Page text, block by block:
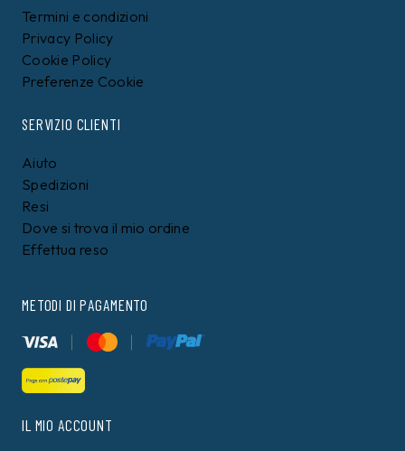
Termini e condizioni
Privacy Policy
Cookie Policy
Preferenze Cookie
SERVIZIO CLIENTI
Aiuto
Spedizioni
Resi
Dove si trova il mio ordine
Effettua reso
METODI DI PAGAMENTO
IL MIO ACCOUNT